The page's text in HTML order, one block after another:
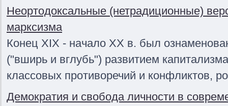
Неортодоксальные (нетрадиционные)
марксизма
Конец XIX - начало XX в. был
("вширь и вглубь") развитием
классовых противоречий и конфликтов,
Демократия и свобода личности в